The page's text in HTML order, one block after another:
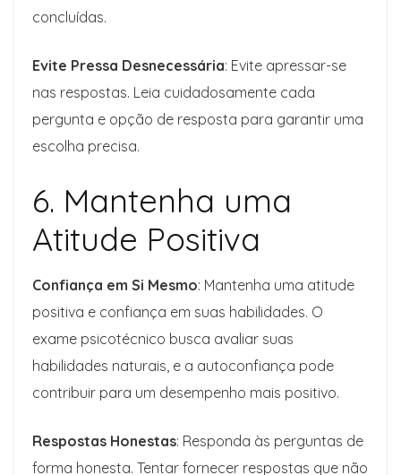
concluídas.
Evite Pressa Desnecessária: Evite apressar-se
nas respostas. Leia cuidadosamente cada
pergunta e opção de resposta para garantir uma
escolha precisa.
6. Mantenha uma
Atitude Positiva
Confiança em Si Mesmo: Mantenha uma atitude
positiva e confiança em suas habilidades. O
exame psicotécnico busca avaliar suas
habilidades naturais, e a autoconfiança pode
contribuir para um desempenho mais positivo.
Respostas Honestas: Responda às perguntas de
forma honesta. Tentar fornecer respostas que não